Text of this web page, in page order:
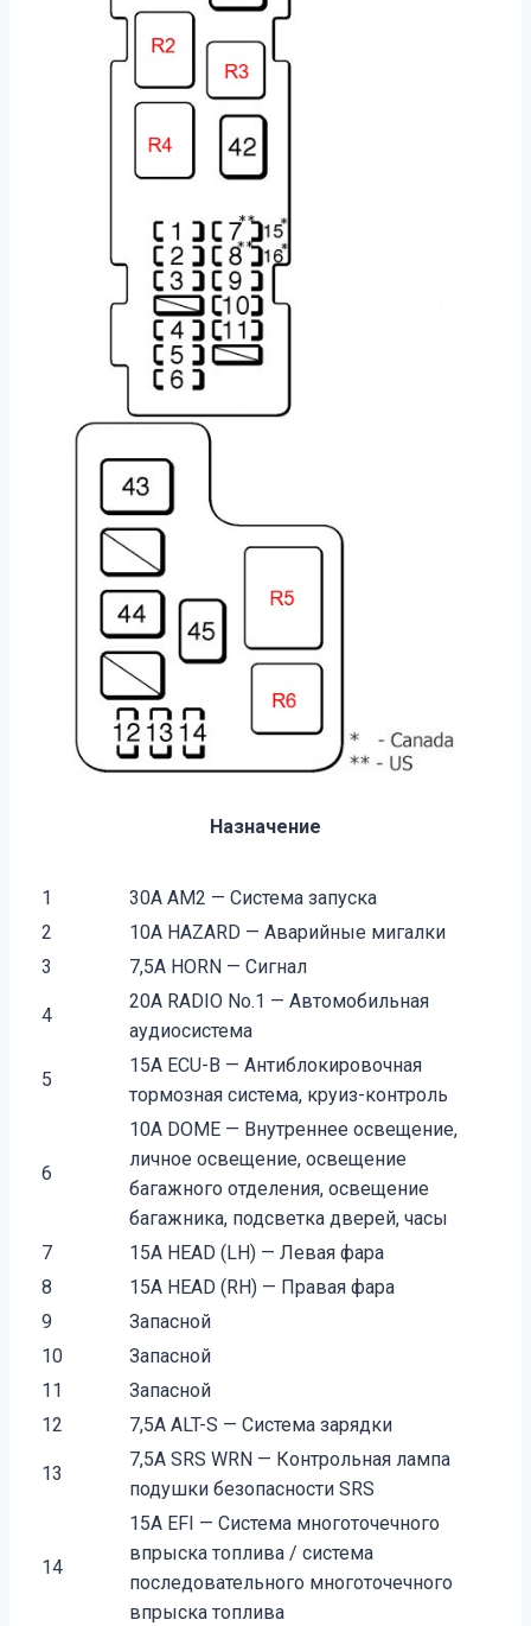
Назначение
1
30A AM2 — Система запуска
2
10A HAZARD — Аварийные мигалки
3
7,5A HORN — Сигнал
4
20A RADIO No.1 — Автомобильная
аудиосистема
5
15A ECU-B — Антиблокировочная
тормозная система, круиз-контроль
6
10A DOME — Внутреннее освещение,
личное освещение, освещение
багажного отделения, освещение
багажника, подсветка дверей, часы
7
15A HEAD (LH) — Левая фара
8
15A HEAD (RH) — Правая фара
9
Запасной
10
Запасной
11
Запасной
12
7,5A ALT-S — Система зарядки
13
7,5A SRS WRN — Контрольная лампа
подушки безопасности SRS
14
15A EFI — Система многоточечного
впрыска топлива / система
последовательного многоточечного
впрыска топлива